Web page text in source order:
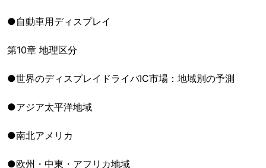
●自動車用ディスプレイ
第10章 地理区分
●世界のディスプレイドライバIC市場：地域別の予測
●アジア太平洋地域
●南北アメリカ
●欧州・中東・アフリカ地域